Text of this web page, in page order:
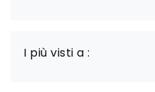
I più visti a :